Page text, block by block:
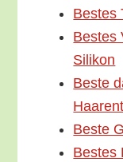
Bes­tes
Bes­tes
Silikon
Bes­te
Bes­te
Bes­tes